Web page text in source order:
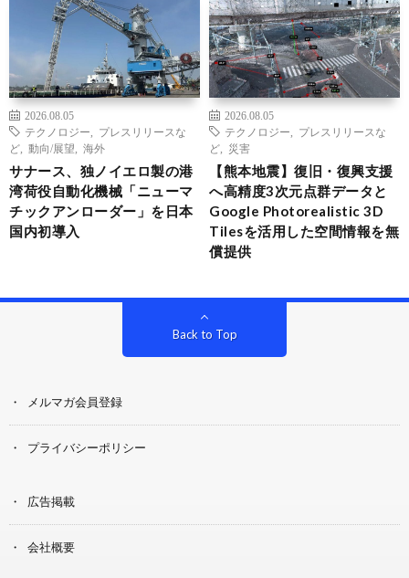
2026.08.05
テクノロジー
プレスリリースな
ど
動向/展望 海外
サナース、独ノイエロ製の港
湾荷役自動化機械「ニューマ
チックアンローダー」を日本
国内初導入
2026.08.05
テクノロジー
プレスリリースな
ど
災害
【熊本地震】復旧・復興支援
へ高精度3次元点群データと
Google Photorealistic 3D
Tilesを活用した空間情報を無
償提供
Back to Top
メルマガ会員登録
プライバシーポリシー
広告掲載
会社概要